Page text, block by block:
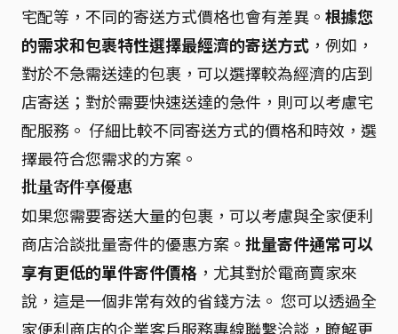
宅配等，不同的寄送方式價格也會有差異。 根據您
的需求和包裹特性選擇最經濟的寄送方式 ，例如，
對於不急需送達的包裹，可以選擇較為經濟的店到
店寄送；對於需要快速送達的急件，則可以考慮宅
配服務。 仔細比較不同寄送方式的價格和時效，選
擇最符合您需求的方案。
批量寄件享優惠
如果您需要寄送大量的包裹，可以考慮與全家便利
商店洽談批量寄件的優惠方案。 批量寄件通常可以
享有更低的單件寄件價格 ，尤其對於電商賣家來
說，這是一個非常有效的省錢方法。 您可以透過全
家便利商店的企業客戶服務專線聯繫洽談，瞭解更